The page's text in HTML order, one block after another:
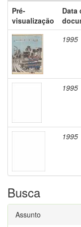
Pré-
visualização
Data
1995
1995
1995
Busca
Assunto